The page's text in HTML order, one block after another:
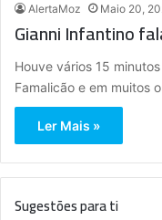
AlertaMoz Maio 20,
Gianni Infantino
Houve vários 15
Famalicão e em muitos
Ler Mais »
Sugestões para ti